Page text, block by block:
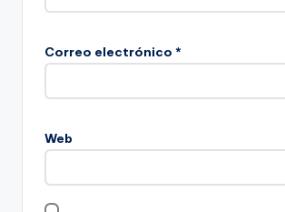
Correo electrónico *
Web